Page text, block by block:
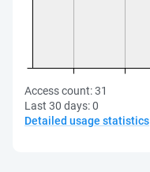
Access count:31
Last 30 days:0
Detailed usage statistics